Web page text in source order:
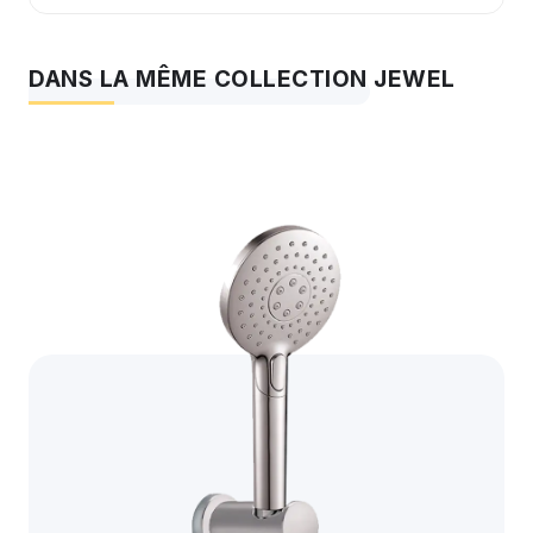
DANS LA MÊME COLLECTION JEWEL